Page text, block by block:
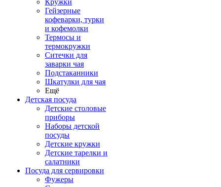
Кружки
Гейзерные
кофеварки, турки
и кофемолки
Термосы и
термокружки
Ситечки для
заварки чая
Подстаканники
Шкатулки для чая
Ещё
Детская посуда
Детские столовые
приборы
Наборы детской
посуды
Детские кружки
Детские тарелки и
салатники
Посуда для сервировки
Фужеры